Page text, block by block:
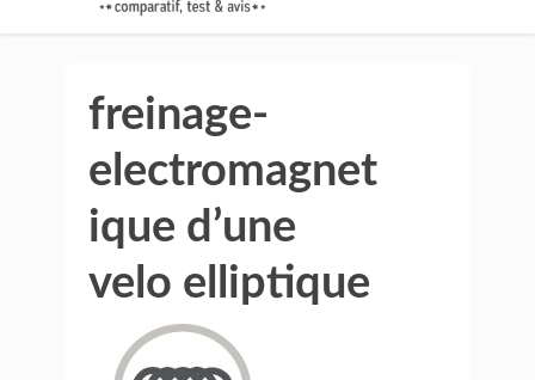
freinage-
electromagnet
ique d’une
velo elliptique